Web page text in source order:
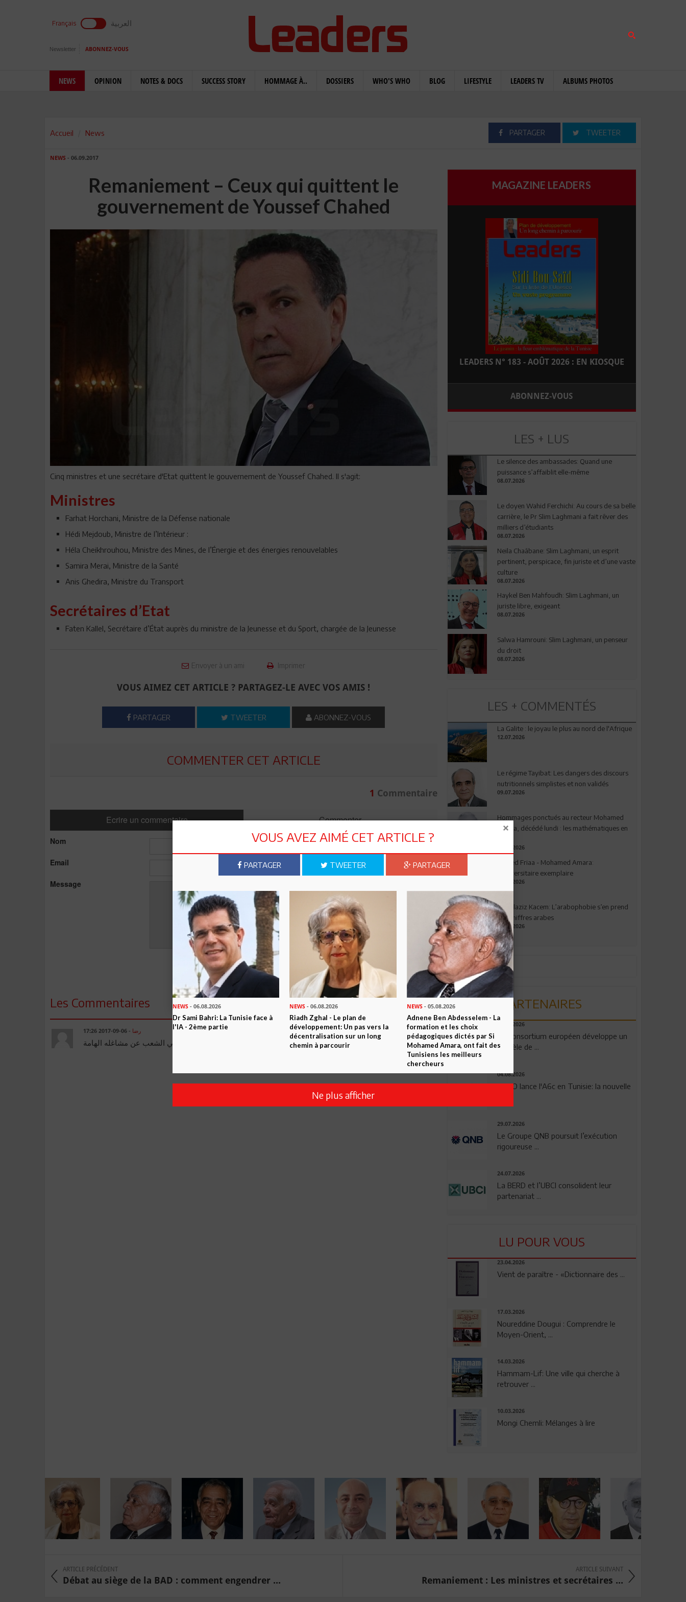
Français العربية
Newsletter ABONNEZ-VOUS
NEWS OPINION NOTES & DOCS SUCCESS STORY HOMMAGE À.. DOSSIERS WHO'S WHO BLOG LIFESTYLE LEADERS TV ALBUMS PHOTOS
Accueil News PARTAGER TWEETER
NEWS - 06.09.2017
Remaniement – Ceux qui quittent le
gouvernement de Youssef Chahed
Cinq ministres et une secrétaire d'Etat quittent le gouvernement de Youssef Chahed. Il s'agit:
Ministres
Farhat Horchani, Ministre de la Défense nationale
Hédi Mejdoub, Ministre de l’Intérieur :
Héla Cheikhrouhou, Ministre des Mines, de l’Énergie et des énergies renouvelables
Samira Merai, Ministre de la Santé
Anis Ghedira, Ministre du Transport
Secrétaires d’Etat
Faten Kallel, Secrétaire d’État auprès du ministre de la Jeunesse et du Sport, chargée de la Jeunesse
Envoyer à un ami Imprimer
VOUS AIMEZ CET ARTICLE ? PARTAGEZ-LE AVEC VOS AMIS !
PARTAGER TWEETER ABONNEZ-VOUS
COMMENTER CET ARTICLE
1 Commentaire
Ecrire un commentaire Commenter
Nom
Email
Message
Les Commentaires
رضا - 06-09-2017 17:26
ستعاد نفس الإسطوانة بعد أقل من سنة حتى نلهي الشعب عن مشاغله الهامة
MAGAZINE LEADERS
LEADERS N° 183 - AOÛT 2026 : EN KIOSQUE
ABONNEZ-VOUS
LES + LUS
Le silence des ambassades: Quand une
puissance s’affaiblit elle-même
08.07.2026
Le doyen Wahid Ferchichi: Au cours de sa belle
carrière, le Pr Slim Laghmani a fait rêver des
milliers d’étudiants
08.07.2026
Neila Chaâbane: Slim Laghmani, un esprit
pertinent, perspicace, fin juriste et d’une vaste
culture
08.07.2026
Haykel Ben Mahfoudh: Slim Laghmani, un
juriste libre, exigeant
08.07.2026
Salwa Hamrouni: Slim Laghmani, un penseur
du droit
08.07.2026
LES + COMMENTÉS
La Galite : le joyau le plus au nord de l'Afrique
12.07.2026
Le régime Tayibat: Les dangers des discours
nutritionnels simplistes et non validés
09.07.2026
Hommages ponctués au recteur Mohamed
Amara, décédé lundi : les mathématiques en
03.08.2026
Ahmed Friaa - Mohamed Amara:
l’Universitaire exemplaire
04.08.2026
Abdelaziz Kacem: L’arabophobie s’en prend
aux chiffres arabes
09.07.2026
PARTENAIRES
06.08.2026
Un consortium européen développe un
modèle de ...
04.08.2026
OPPO lance l'A6c en Tunisie: la nouvelle
29.07.2026
Le Groupe QNB poursuit l’exécution
rigoureuse ...
24.07.2026
La BERD et l’UBCI consolident leur
partenariat ...
LU POUR VOUS
23.04.2026
Vient de paraître - «Dictionnaire des ...
17.03.2026
Noureddine Dougui : Comprendre le
Moyen-Orient, ...
14.03.2026
Hammam-Lif: Une ville qui cherche à
retrouver ...
10.03.2026
Mongi Chemli: Mélanges à lire
ARTICLE PRÉCÉDENT
Débat au siège de la BAD : comment engendrer ...
ARTICLE SUIVANT
Remaniement : Les ministres et secrétaires ...
VOUS AVEZ AIMÉ CET ARTICLE ?
PARTAGER TWEETER PARTAGER
NEWS - 06.08.2026
Dr Sami Bahri: La Tunisie face à
l'IA - 2ème partie
NEWS - 06.08.2026
Riadh Zghal - Le plan de
développement: Un pas vers la
décentralisation sur un long
chemin à parcourir
NEWS- 05.08.2026
Adnene Ben Abdesselem - La
formation et les choix
pédagogiques dictés par Si
Mohamed Amara, ont fait des
Tunisiens les meilleurs
chercheurs
Ne plus afficher